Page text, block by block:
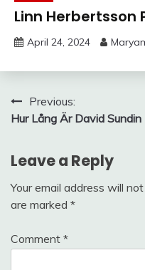
Linn Herbertsson
April 24, 2024
Post
navigation
Previous:
Hur Lång Är David Sundin
Leave a Reply
Your email address will
are marked *
Comment *